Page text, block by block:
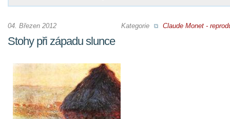
Kategorie Claude Monet -
04. Březen 2012
Stohy při západu slunce